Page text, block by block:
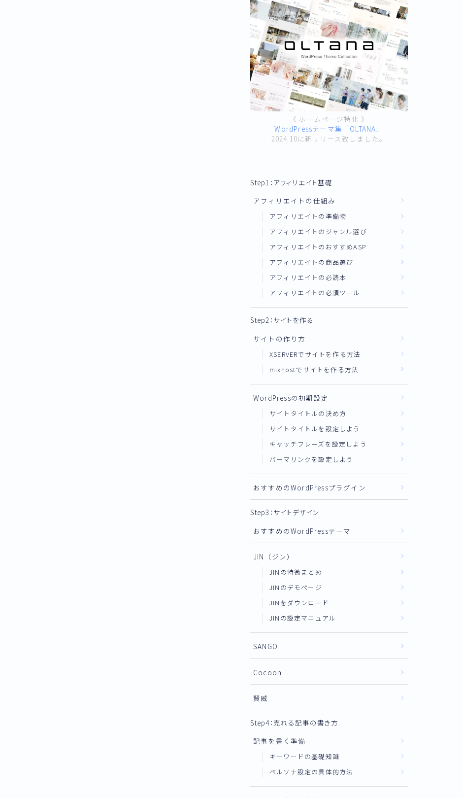
《 ホームページ特化 》
WordPressテーマ集「OLTANA」
2024.10に新リリース致しました。
Step1：アフィリエイト基礎
アフィリエイトの仕組み
アフィリエイトの準備物
アフィリエイトのジャンル選び
アフィリエイトのおすすめASP
アフィリエイトの商品選び
アフィリエイトの必読本
アフィリエイトの必須ツール
Step2：サイトを作る
サイトの作り方
XSERVERでサイトを作る方法
mixhostでサイトを作る方法
WordPressの初期設定
サイトタイトルの決め方
サイトタイトルを設定しよう
キャッチフレーズを設定しよう
パーマリンクを設定しよう
おすすめのWordPressプラグイン
Step3：サイトデザイン
おすすめのWordPressテーマ
JIN（ジン）
JINの特徴まとめ
JINのデモページ
JINをダウンロード
JINの設定マニュアル
SANGO
Cocoon
賢威
Step4：売れる記事の書き方
記事を書く準備
キーワードの基礎知識
ペルソナ設定の具体的方法